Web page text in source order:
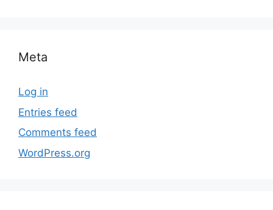
Meta
Log in
Entries feed
Comments feed
WordPress.org